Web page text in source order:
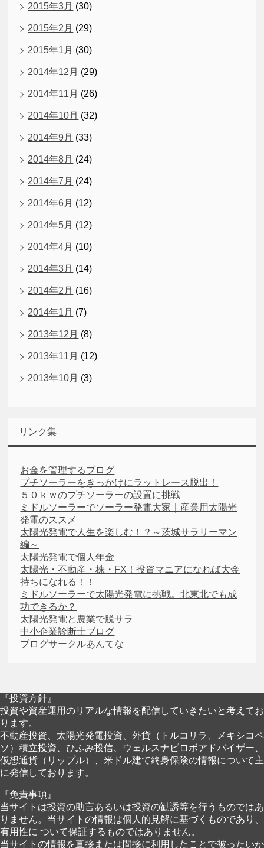
2015年3月 (30)
2015年2月 (29)
2015年1月 (30)
2014年12月 (29)
2014年11月 (26)
2014年10月 (32)
2014年9月 (33)
2014年8月 (24)
2014年7月 (24)
2014年6月 (12)
2014年5月 (12)
2014年4月 (10)
2014年3月 (14)
2014年2月 (16)
2014年1月 (7)
2013年12月 (8)
2013年11月 (12)
2013年10月 (3)
リンク集
お金を管理するブログ
プチソーラーをきっかけにラットレース脱出！
５０ｋｗのプチソーラーの設置に挑戦
ミドルソーラーでソーラー発電大家｜産業用太陽光
発電のススメ
太陽光発電で人生を楽しむ！？～茨城サラリーマン
編～
太陽光発電で個人年金
太陽光・不動産・株・FX！投資マニアになれば大金
持ちになれる！！
ミドルソーラーで太陽光発電に挑戦。北東北でも成
功できるか？
太陽光発電と農業で脱サラ
中小企業診断士ブログ
ブログサークルあんてな
『投資方針』
投資や資産運用のリアルな情報を配信していきたいと考えてお
ります。
不動産投資、太陽光発電投資、外貨（トルコリラ、メキシコペ
ソ）積立投資、ひふみ投信、ウェルスナビロボアドバイザー、
仮想通貨（リップル）、米ドル建て終身保険の情報について主
に発信しております。
『免責事項』
当サイトは投資の助言あるいは投資の勧誘等を行うものではあ
りません。当サイトの情報は個人的見解に基づくものであり、
有用性に ついて保証するものではありません。
当サイトの情報を直接または間接に利用したことで被ったいか